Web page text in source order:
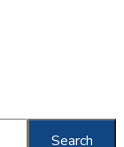
Search